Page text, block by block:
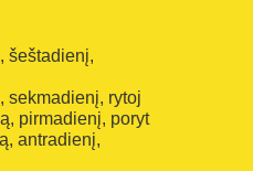
šeštadienį,
sekmadienį, rytoj
pirmadienį, poryt
antradienį,